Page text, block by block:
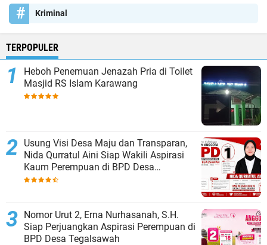
Kriminal
TERPOPULER
Heboh Penemuan Jenazah Pria di Toilet
Masjid RS Islam Karawang
Usung Visi Desa Maju dan Transparan,
Nida Qurratul Aini Siap Wakili Aspirasi
Kaum Perempuan di BPD Desa
Tegalsawah
Nomor Urut 2, Erna Nurhasanah, S.H.
Siap Perjuangkan Aspirasi Perempuan di
BPD Desa Tegalsawah